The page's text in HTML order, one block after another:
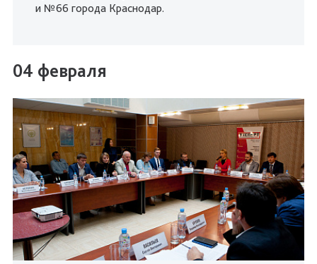
и №66 города Краснодар.
04 февраля